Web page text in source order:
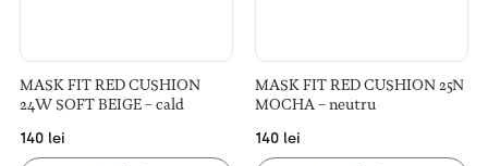
MASK FIT RED CUSHION
24W SOFT BEIGE – cald
140 lei
MASK FIT RED CUSHION 25N
MOCHA – neutru
140 lei